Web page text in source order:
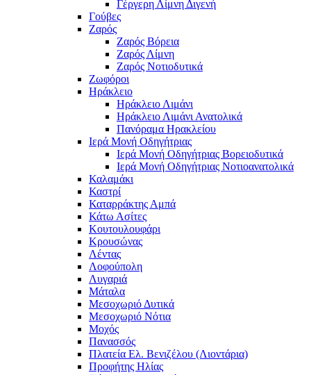
Γέργερη Λίμνη Διγενή
Γούβες
Ζαρός
Ζαρός Βόρεια
Ζαρός Λίμνη
Ζαρός Νοτιοδυτικά
Ζωφόροι
Ηράκλειο
Ηράκλειο Λιμάνι
Ηράκλειο Λιμάνι Ανατολικά
Πανόραμα Ηρακλείου
Ιερά Μονή Οδηγήτριας
Ιερά Μονή Οδηγήτριας Βορειοδυτικά
Ιερά Μονή Οδηγήτριας Νοτιοανατολικά
Καλαμάκι
Καστρί
Καταρράκτης Αμπά
Κάτω Ασίτες
Κουτουλουφάρι
Κρουσώνας
Λέντας
Λοφούπολη
Λυγαριά
Μάταλα
Μεσοχωριό Δυτικά
Μεσοχωριό Νότια
Μοχός
Πανασσός
Πλατεία Ελ. Βενιζέλου (Λιοντάρια)
Προφήτης Ηλίας